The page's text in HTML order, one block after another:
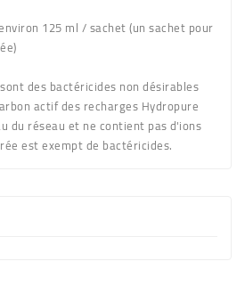
125 ml / sachet (un sachet pour
des bactéricides non désirables
actif des recharges Hydropure
du réseau et ne contient pas d'ions
est exempt de bactéricides.